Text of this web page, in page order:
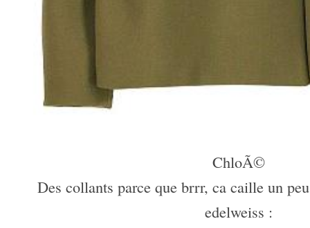
ChloÃ©
Des collants parce que brrr, ca caille un
edelweiss :